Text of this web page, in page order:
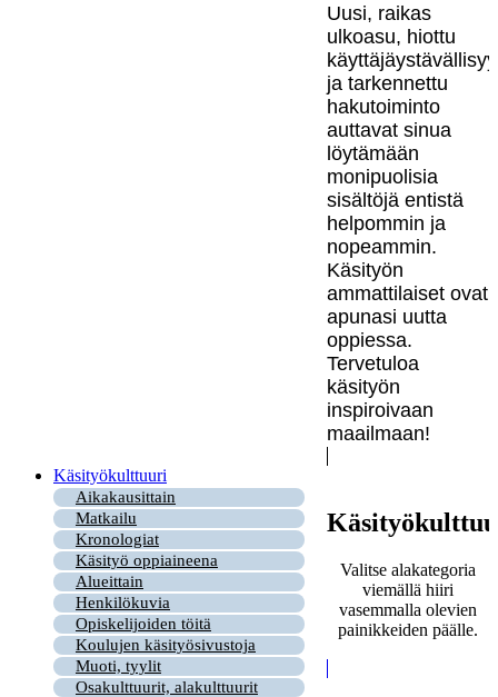
Uusi, raikas
ulkoasu, hiottu
ja tarkennettu
hakutoiminto
auttavat sinua
löytämään
monipuolisia
sisältöjä entistä
helpommin ja
nopeammin.
Käsityön
ammattilaiset ovat
apunasi uutta
oppiessa.
Tervetuloa
käsityön
inspiroivaan
maailmaan!
Käsityökulttuuri
Aikakausittain
Matkailu
Kronologiat
Käsityö oppiaineena
Alueittain
Henkilökuvia
Opiskelijoiden töitä
Koulujen käsityösivustoja
Muoti, tyylit
Osakulttuurit, alakulttuurit
Valitse alakategoria
viemällä hiiri
vasemmalla olevien
painikkeiden päälle.